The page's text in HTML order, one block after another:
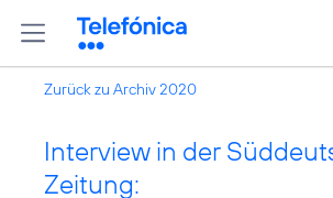
Zurück zu Archiv 2020
Interview in der
Zeitung: